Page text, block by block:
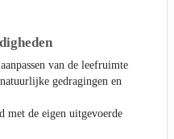
van de leefruimte
gedragingen en
met de eigen uitgevoerde